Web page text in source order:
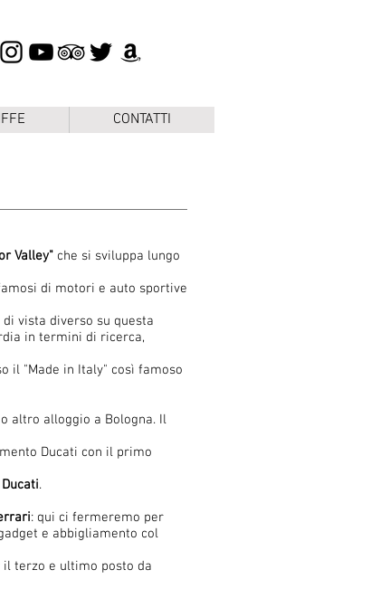
CONTATTI
Valley" che si sviluppa lungo
di motori e auto sportive
di vista diverso su questa
in termini di ricerca,
il "Made in Italy" così famoso
altro alloggio a Bologna. Il
Ducati con il primo
Ducati.
: qui ci fermeremo per
e abbigliamento col
terzo e ultimo posto da